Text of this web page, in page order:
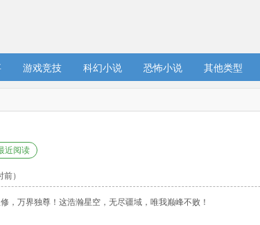
游戏竞技 科幻小说 恐怖小说 其他类型
近阅读
前）
，万界独尊！这浩瀚星空，无尽疆域，唯我巅峰不败！